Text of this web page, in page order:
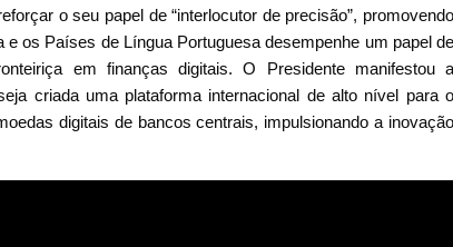
o seu papel de “interlocutor de precisão”, promovendo
os Países de Língua Portuguesa desempenhe um papel de
em finanças digitais. O Presidente manifestou a
criada uma plataforma internacional de alto nível para o
digitais de bancos centrais, impulsionando a inovação